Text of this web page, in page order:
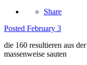
Share
Posted February 3
die 160 resultieren aus
massenweise sauten